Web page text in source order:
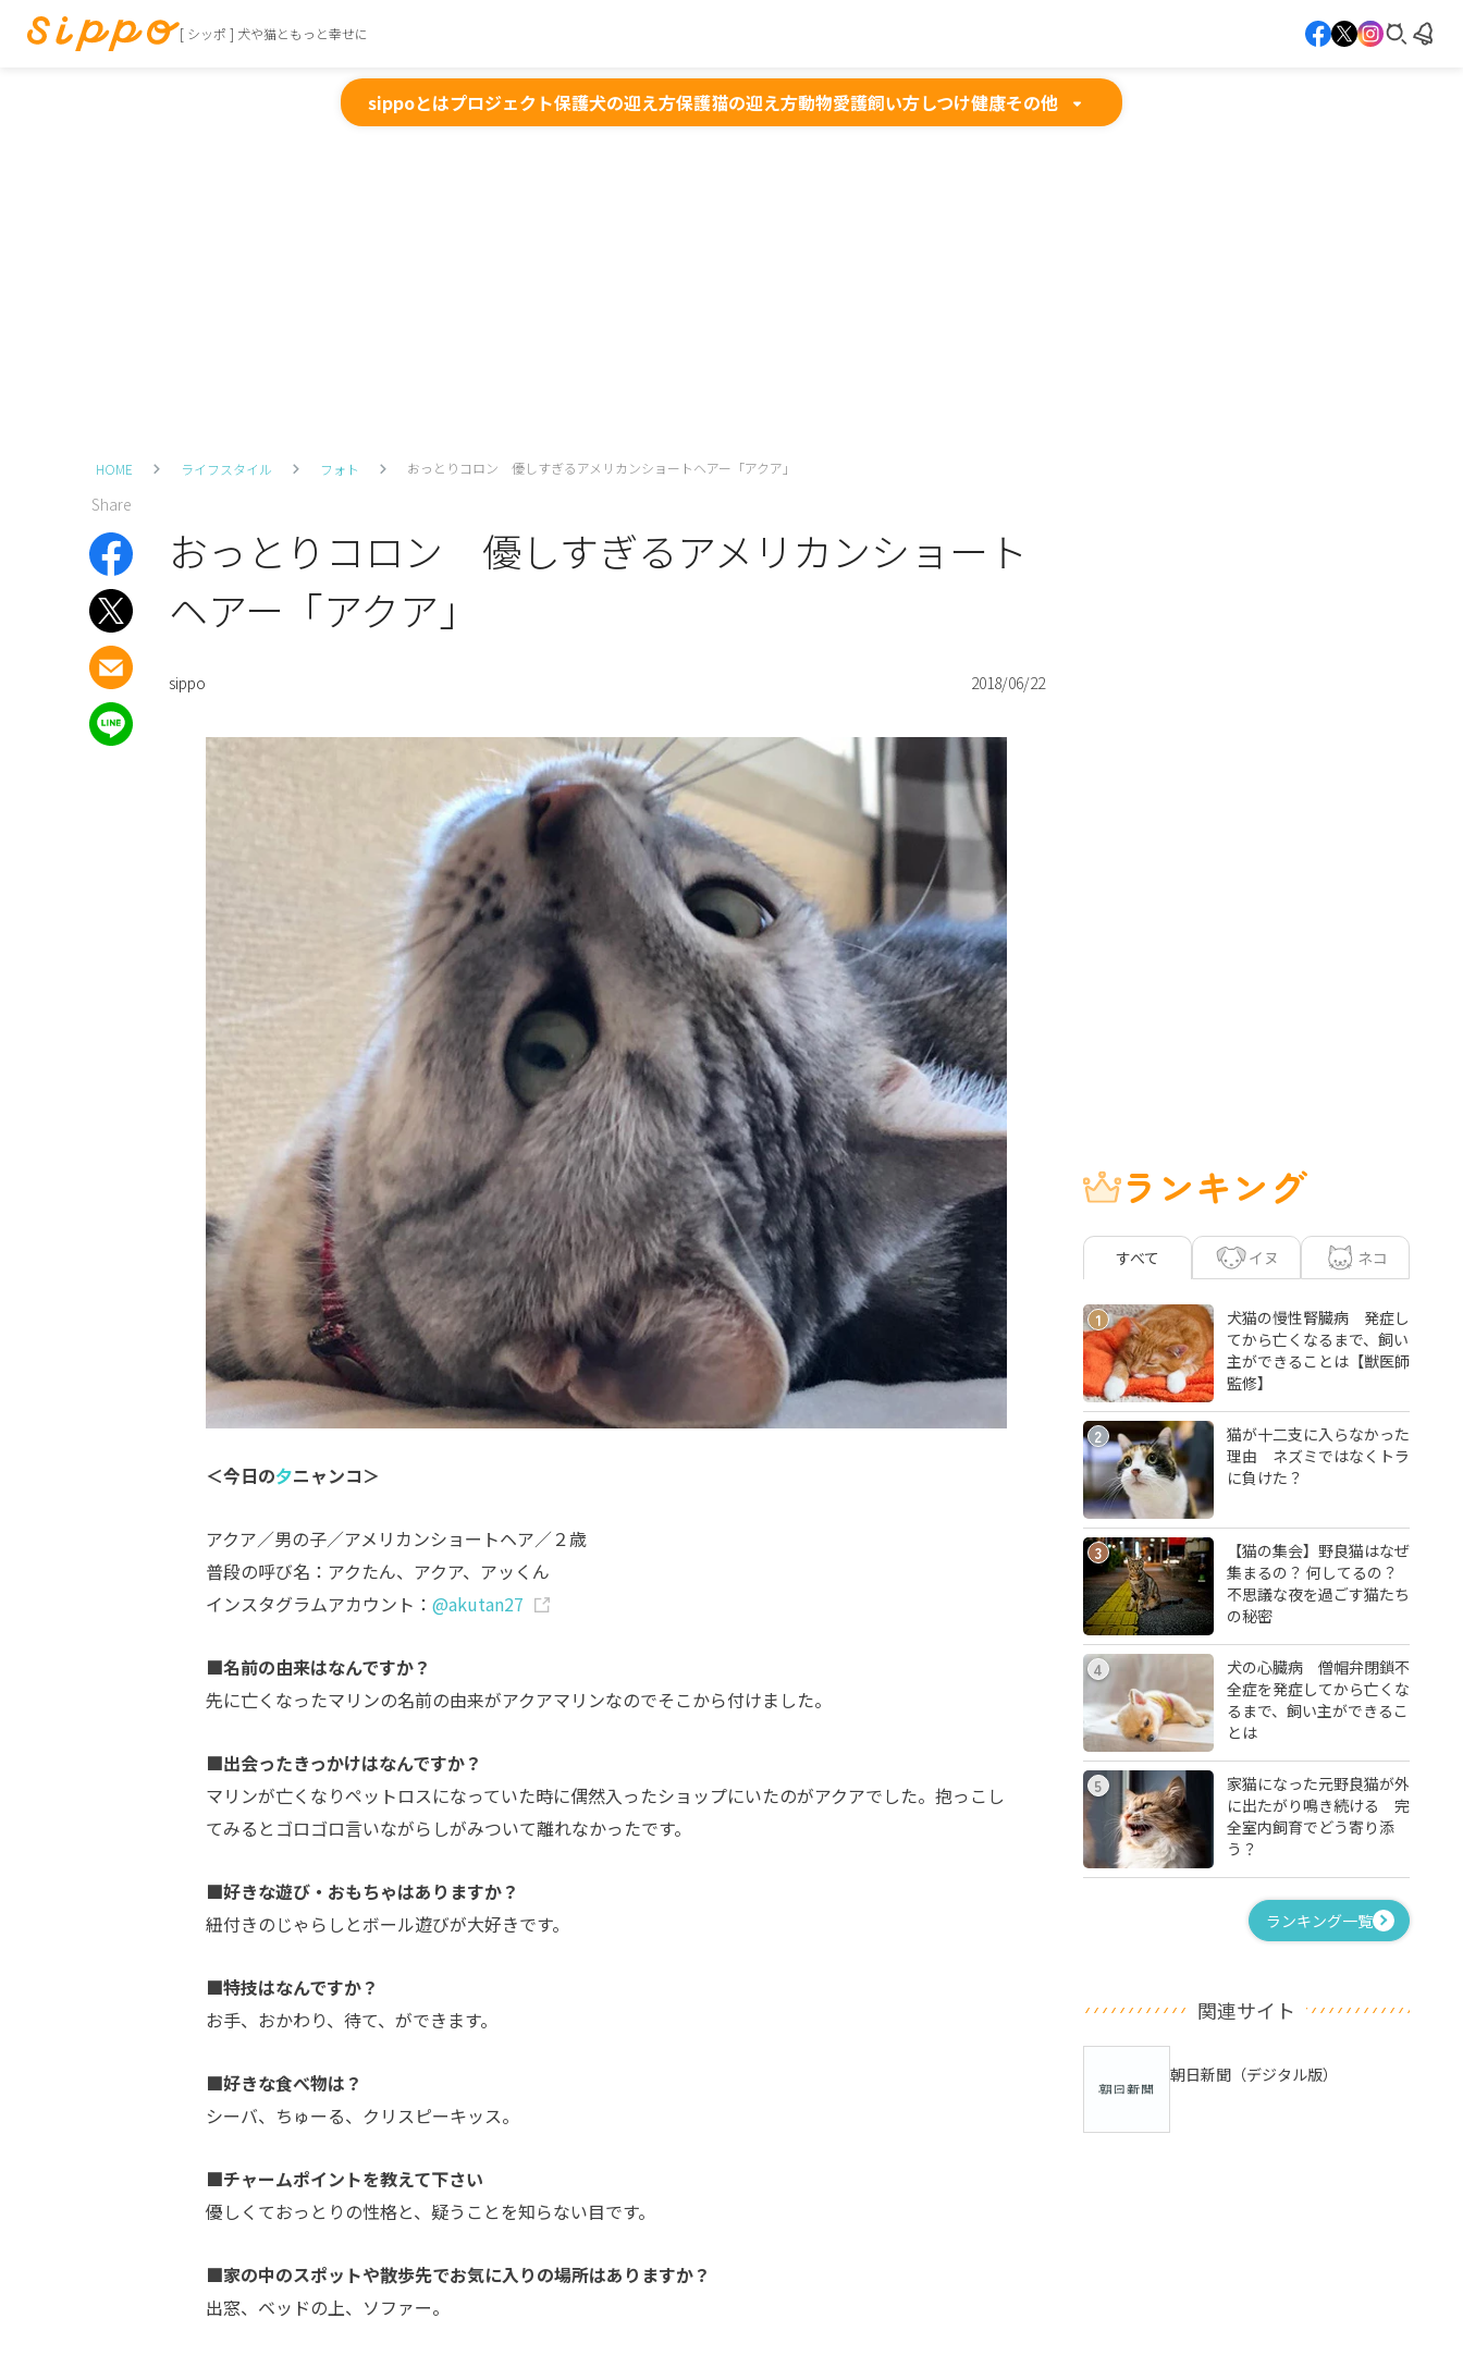
[ シッポ ] 犬や猫ともっと幸せに
sippoとはプロジェクト保護犬の迎え方保護猫の迎え方動物愛護飼い方しつけ健康その他
HOME ライフスタイル フォト おっとりコロン 優しすぎるアメリカンショートヘアー「アクア」
Share
おっとりコロン 優しすぎるアメリカンショート
ヘアー「アクア」
sippo 2018/06/22
＜今日の夕ニャンコ＞
アクア／男の子／アメリカンショートヘア／２歳
普段の呼び名：アクたん、アクア、アッくん
インスタグラムアカウント： @akutan27
■名前の由来はなんですか？
先に亡くなったマリンの名前の由来がアクアマリンなのでそこから付けました。
■出会ったきっかけはなんですか？
マリンが亡くなりペットロスになっていた時に偶然入ったショップにいたのがアクアでした。抱っこし
てみるとゴロゴロ言いながらしがみついて離れなかったです。
■好きな遊び・おもちゃはありますか？
紐付きのじゃらしとボール遊びが大好きです。
■特技はなんですか？
お手、おかわり、待て、ができます。
■好きな食べ物は？
シーバ、ちゅーる、クリスピーキッス。
■チャームポイントを教えて下さい
優しくておっとりの性格と、疑うことを知らない目です。
■家の中のスポットや散歩先でお気に入りの場所はありますか？
出窓、ベッドの上、ソファー。
ランキング
すべて イヌ ネコ
1
犬猫の慢性腎臓病 発症し
てから亡くなるまで、飼い
主ができることは【獣医師
監修】
2
猫が十二支に入らなかった
理由 ネズミではなくトラ
に負けた？
3
【猫の集会】野良猫はなぜ
集まるの？ 何してるの？
不思議な夜を過ごす猫たち
の秘密
4
犬の心臓病 僧帽弁閉鎖不
全症を発症してから亡くな
るまで、飼い主ができるこ
とは
5
家猫になった元野良猫が外
に出たがり鳴き続ける 完
全室内飼育でどう寄り添
う？
ランキング一覧
関連サイト
朝日新聞（デジタル版）